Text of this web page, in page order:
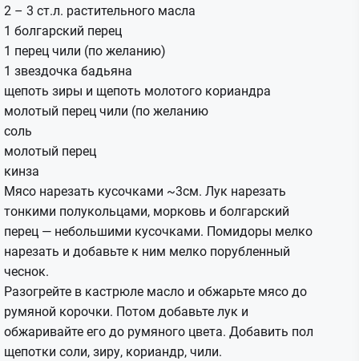
2 – 3 ст.л. растительного масла
1 болгарский перец
1 перец чили (по желанию)
1 звездочка бадьяна
щепоть зиры и щепоть молотого кориандра
молотый перец чили (по желанию
соль
молотый перец
кинза
Мясо нарезать кусочками ~3см. Лук нарезать
тонкими полукольцами, морковь и болгарский
перец — небольшими кусочками. Помидоры мелко
нарезать и добавьте к ним мелко порубленный
чеснок.
Разогрейте в кастрюле масло и обжарьте мясо до
румяной корочки. Потом добавьте лук и
обжаривайте его до румяного цвета. Добавить пол
щепотки соли, зиру, кориандр, чили.